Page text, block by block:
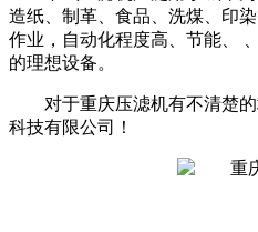
造纸、制革、食品、洗煤、印
作业，自动化程度高、节能、
的理想设备。
对于重庆压滤机有不清楚
科技有限公司！